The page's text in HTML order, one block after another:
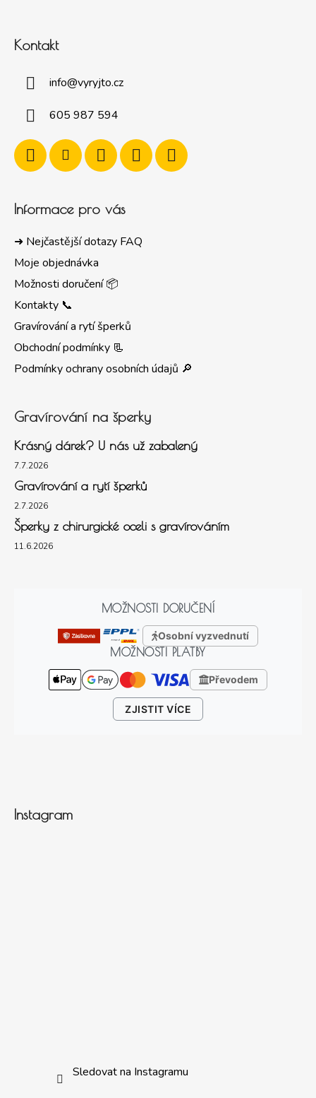
Kontakt
info@vyryjto.cz
605 987 594
Informace pro vás
➜ Nejčastější dotazy FAQ
Moje objednávka
Možnosti doručení 📦
Kontakty 📞
Gravírování a rytí šperků
Obchodní podmínky 📃
Podmínky ochrany osobních údajů 🔎
Gravírování na šperky
Krásný dárek? U nás už zabalený
7.7.2026
Gravírování a rytí šperků
2.7.2026
Šperky z chirurgické oceli s gravírováním
11.6.2026
MOŽNOSTI DORUČENÍ
Osobní vyzvednutí
MOŽNOSTI PLATBY
Převodem
ZJISTIT VÍCE
Instagram
Sledovat na Instagramu